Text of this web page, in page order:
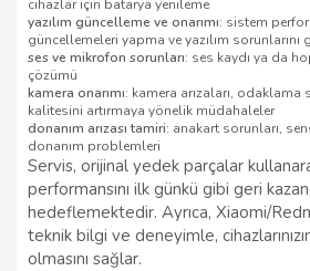
cihazlar için batarya yenileme
yazılım güncelleme ve onarımı: sistem
güncellemeleri yapma ve yazılım sorunlarını
ses ve mikrofon sorunları: ses kaydı ya da
çözümü
kamera onarımı: kamera arızaları, odaklama
kalitesini artırmaya yönelik müdahaleler
donanım arızası tamiri: anakart sorunları,
donanım problemleri
Servis, orijinal yedek parçalar
performansını ilk günkü gibi geri
hedeflemektedir. Ayrıca, Xiaomi/
teknik bilgi ve deneyimle,
olmasını sağlar.